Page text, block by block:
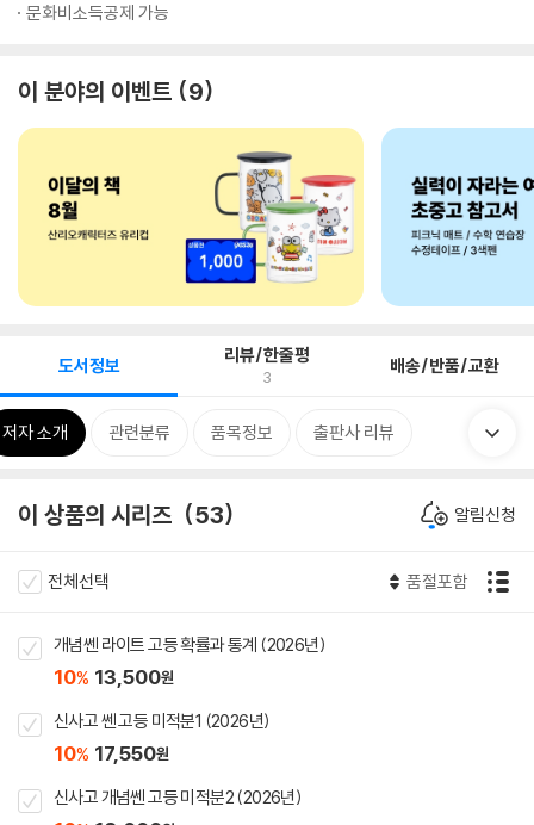
문화비소득공제 가능
이 분야의 이벤트 9
도서정보 리뷰/한줄평
3 배송/반품/교환
저자 소개 관련분류 품목정보 출판사 리뷰
이 상품의 시리즈 53 알림신청
전체선택 품절포함
개념쎈 라이트 고등 확률과 통계 (2026년)
10% 13,500원
신사고 쎈 고등 미적분1 (2026년)
10% 17,550원
신사고 개념쎈 고등 미적분2 (2026년)